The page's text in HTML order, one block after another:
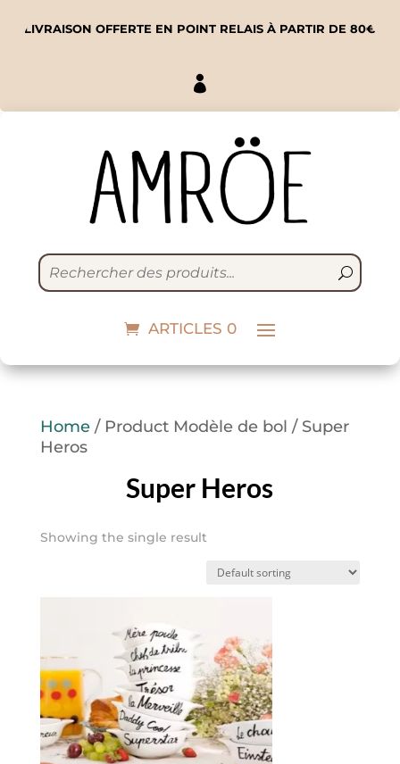
LIVRAISON OFFERTE EN POINT RELAIS À PARTIR DE 80€

ARTICLES 0
Home/ Product Modèle de bol / Super
Heros
Super Heros
Showing the single result
21,90
€